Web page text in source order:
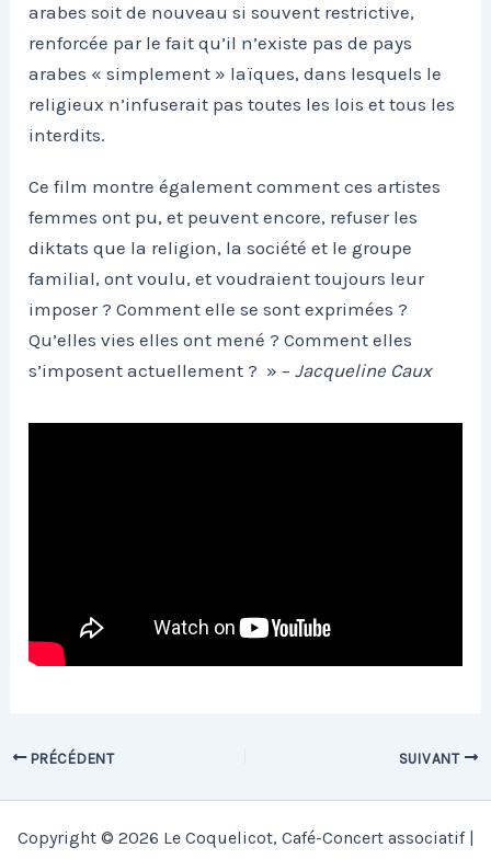
arabes soit de nouveau si souvent restrictive,
renforcée par le fait qu’il n’existe pas de pays
arabes « simplement » laïques, dans lesquels le
religieux n’infuserait pas toutes les lois et tous les
interdits.
Ce film montre également comment ces artistes
femmes ont pu, et peuvent encore, refuser les
diktats que la religion, la société et le groupe
familial, ont voulu, et voudraient toujours leur
imposer ? Comment elle se sont exprimées ?
Qu’elles vies elles ont mené ? Comment elles
s’imposent actuellement ? » –Jacqueline Caux
PRÉCÉDENT SUIVANT
Copyright © 2026 Le Coquelicot, Café-Concert associatif |